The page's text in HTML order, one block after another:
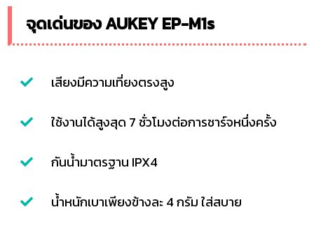
จุดเด่นของ AUKEY EP-M1s
เสียงมีความเที่ยงตรงสูง
ใช้งานได้สูงสุด 7 ชั่วโมงต่อการชาร์จหนึ่งครั้ง
กันน้ำมาตรฐาน IPX4
น้ำหนักเบาเพียงข้างละ 4 กรัม ใส่สบาย